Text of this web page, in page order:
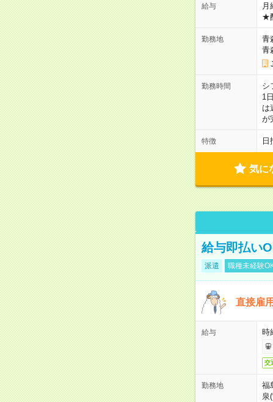
給与
月
★
勤務地
青
青
勤務時間
シ
1
は
が
特徴 日
気に
給与即払い
派遣 職種未経験
直接雇
給与 時
交
勤務地
福
泉